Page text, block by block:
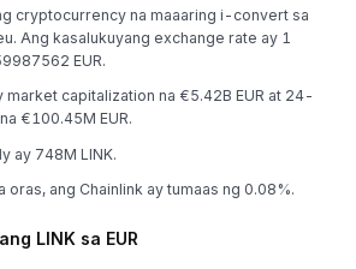
cryptocurrency na maaaring i-convert sa
Ang kasalukuyang exchange rate ay 1
EUR.
market capitalization na €5.42B EUR at 24-
€100.45M EUR.
ay 748M LINK.
oras, ang Chainlink ay tumaas ng 0.08%.
LINK sa EUR